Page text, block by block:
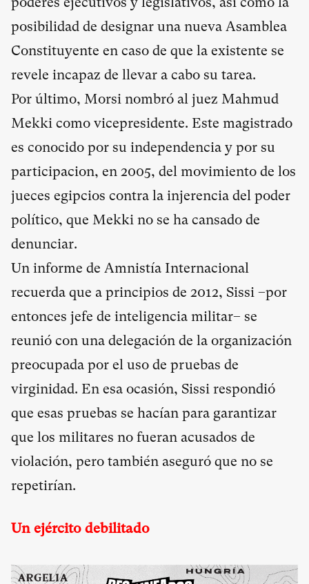
posibilidad de designar una nueva Asamblea
Constituyente en caso de que la existente se
revele incapaz de llevar a cabo su tarea.
Por último, Morsi nombró al juez Mahmud
Mekki como vicepresidente. Este magistrado
es conocido por su independencia y por su
participacion, en 2005, del movimiento de los
jueces egipcios contra la injerencia del poder
político, que Mekki no se ha cansado de
denunciar.
Un informe de Amnistía Internacional
recuerda que a principios de 2012, Sissi –por
entonces jefe de inteligencia militar– se
reunió con una delegación de la organización
preocupada por el uso de pruebas de
virginidad. En esa ocasión, Sissi respondió
que esas pruebas se hacían para garantizar
que los militares no fueran acusados de
violación, pero también aseguró que no se
repetirían.
Un ejército debilitado